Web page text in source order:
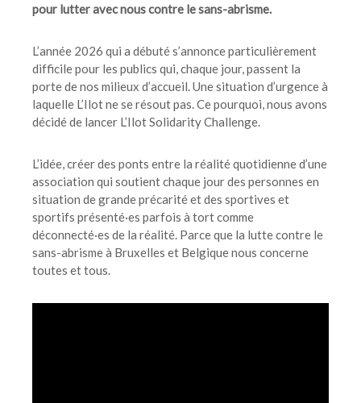
pour lutter avec nous contre le sans-abrisme.
L’année 2026 qui a débuté s’annonce particulièrement
difficile pour les publics qui, chaque jour, passent la
porte de nos milieux d’accueil. Une situation d’urgence à
laquelle L’Ilot ne se résout pas. Ce pourquoi, nous avons
décidé de lancer L’Ilot Solidarity Challenge.
L’idée, créer des ponts entre la réalité quotidienne d’une
association qui soutient chaque jour des personnes en
situation de grande précarité et des sportives et
sportifs présenté·es parfois à tort comme
déconnecté·es de la réalité. Parce que la lutte contre le
sans-abrisme à Bruxelles et Belgique nous concerne
toutes et tous.